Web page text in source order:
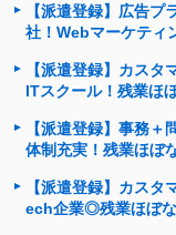
【派遣登録】広告
社！Webマーケティ
【派遣登録】カス
ITスクール！残業ほ
【派遣登録】事務
体制充実！残業ほぼ
【派遣登録】カス
ech企業◎残業ほぼ